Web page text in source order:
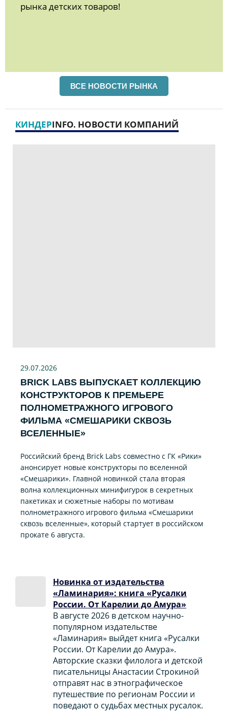
рынка детских товаров!
ВСЕ НОВОСТИ РЫНКА
КИНДЕРINFO. НОВОСТИ КОМПАНИЙ
29.07.2026
BRICK LABS ВЫПУСКАЕТ КОЛЛЕКЦИЮ
КОНСТРУКТОРОВ К ПРЕМЬЕРЕ
ПОЛНОМЕТРАЖНОГО ИГРОВОГО
ФИЛЬМА «CМЕШАРИКИ СКВОЗЬ
ВСЕЛЕННЫЕ»
Российский бренд Brick Labs совместно с ГК «Рики»
анонсирует новые конструкторы по вселенной
«Смешарики». Главной новинкой стала вторая
волна коллекционных минифигурок в секретных
пакетиках и сюжетные наборы по мотивам
полнометражного игрового фильма «Смешарики
сквозь вселенные», который стартует в российском
прокате 6 августа.
Новинка от издательства
«Ламинария»: книга «Русалки
России. От Карелии до Амура»
В августе 2026 в детском научно-
популярном издательстве
«Ламинария» выйдет книга «Русалки
России. От Карелии до Амура».
Авторские сказки филолога и детской
писательницы Анастасии Строкиной
отправят нас в этнографическое
путешествие по регионам России и
поведают о судьбах местных русалок.